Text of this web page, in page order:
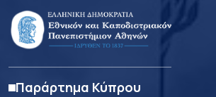
Παράρτημα Κύπρου